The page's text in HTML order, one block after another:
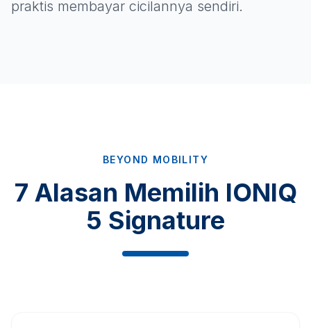
praktis membayar cicilannya sendiri.
BEYOND MOBILITY
7 Alasan Memilih IONIQ
5 Signature